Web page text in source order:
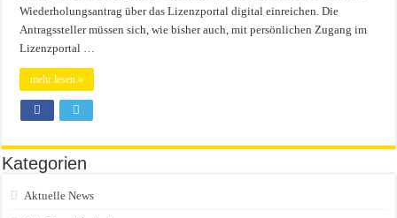
Wiederholungsantrag über das Lizenzportal digital einreichen. Die
Antragssteller müssen sich, wie bisher auch, mit persönlichen Zugang im
Lizenzportal …
mehr lesen »
Kategorien
Aktuelle News